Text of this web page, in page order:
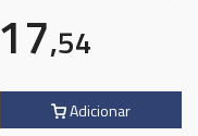
17,54
Adicionar